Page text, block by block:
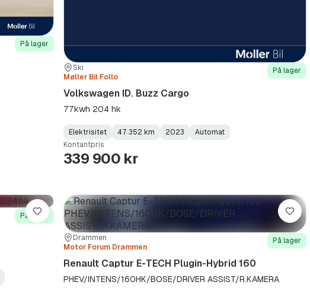
På lager
Sted:
Ski
Forhandler:
Møller Bil Follo
På lager
Volkswagen ID. Buzz Cargo
77kwh 204 hk
Fuel
Type:
Elektrisitet
Kilometerstand:
47 352 km
Model
Year:
2023
Gearbox
Type:
Automat
Kontantpris
339 900 kr
På lager
Lagre
Sted:Drammen
Forhandler:
Motor Forum Drammen
På lager
Renault Captur E-TECH Plugin-Hybrid 160
PHEV/INTENS/160HK/BOSE/DRIVER ASSIST/R.KAMERA
Lagre